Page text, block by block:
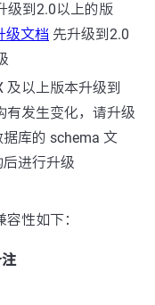
级到2.0以上的版
级文档 先升级到2.0
及以上版本升级到
有发生变化，请升级
库的 schema 文
进行升级
性如下：